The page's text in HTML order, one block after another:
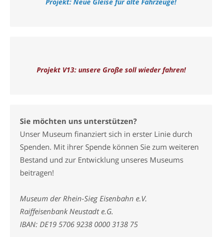
Projekt V13: unsere Große soll wieder fahren!
Sie möchten uns unterstützen?
Unser Museum finanziert sich in erster Linie durch
Spenden. Mit ihrer Spende können Sie zum weiteren
Bestand und zur Entwicklung unseres Museums
beitragen!
Museum der Rhein-Sieg Eisenbahn e.V.
Raiffeisenbank Neustadt e.G.
IBAN: DE19 5706 9238 0000 3138 75